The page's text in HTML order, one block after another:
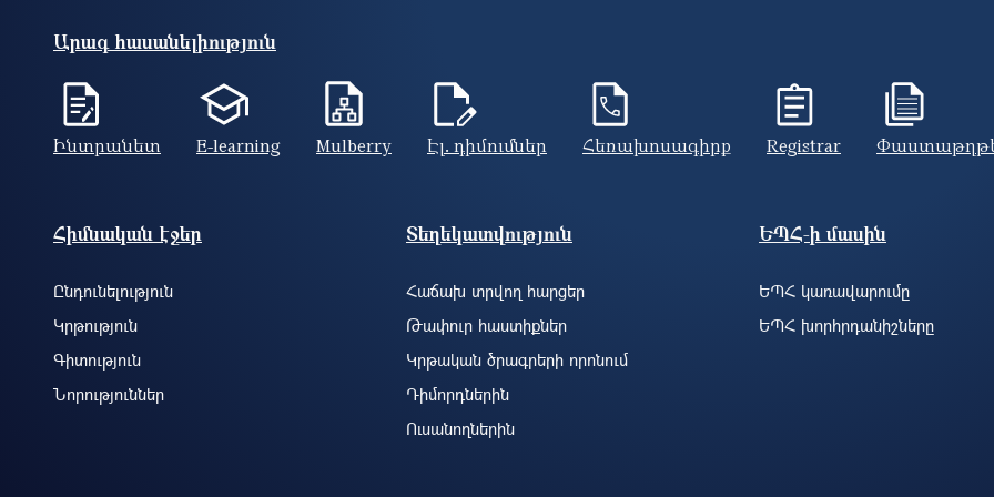
Արագ հասանելիություն
Ինտրանետ E-learning Mulberry Էլ. դիմումներ Հեռախոսագիրք Registrar
Footer site information
Հիմնական էջեր
Ընդունելություն
Կրթություն
Գիտություն
Նորություններ
Տեղեկատվություն
Հաճախ տրվող հարցեր
Թափուր հաստիքներ
Կրթական ծրագրերի որոնում
Դիմորդներին
Ուսանողներին
ԵՊՀ-ի մասին
ԵՊՀ կառավարումը
ԵՊՀ խորհրդանիշները